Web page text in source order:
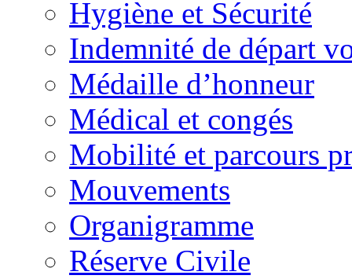
Hygiène et Sécurité
Indemnité de départ
Médaille d’honneur
Médical et congés
Mobilité et parcours
Mouvements
Organigramme
Réserve Civile